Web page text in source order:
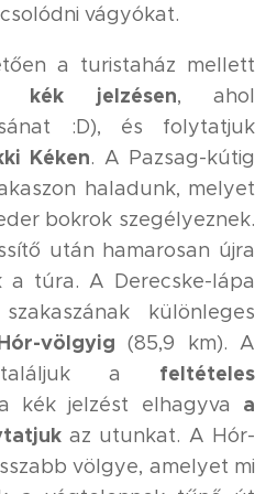
vágyókat.
a turistaház mellett
kék jelzésen, ahol
:D), és folytatjuk
Kéken. A Pazsag-kútig
haladunk, melyet
bokrok szegélyeznek.
után hamarosan újra
túra. A Derecske-lápa
különleges
völgyig (85,9 km). A
találjuk a feltételes
kék jelzést elhagyva a
az utunkat. A Hór-
völgye, amelyet mi